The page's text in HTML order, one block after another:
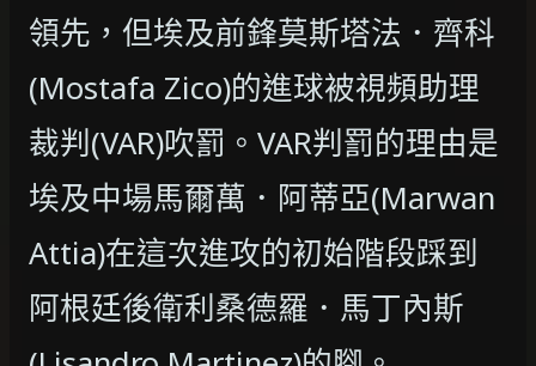
領先，但埃及前鋒莫斯塔法．齊科
(Mostafa Zico)的進球被視頻助理
裁判(VAR)吹罰。VAR判罰的理由是
埃及中場馬爾萬．阿蒂亞(Marwan
Attia)在這次進攻的初始階段踩到
阿根廷後衛利桑德羅．馬丁內斯